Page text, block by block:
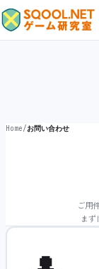
Home/お問い合わせ
ご用
まず